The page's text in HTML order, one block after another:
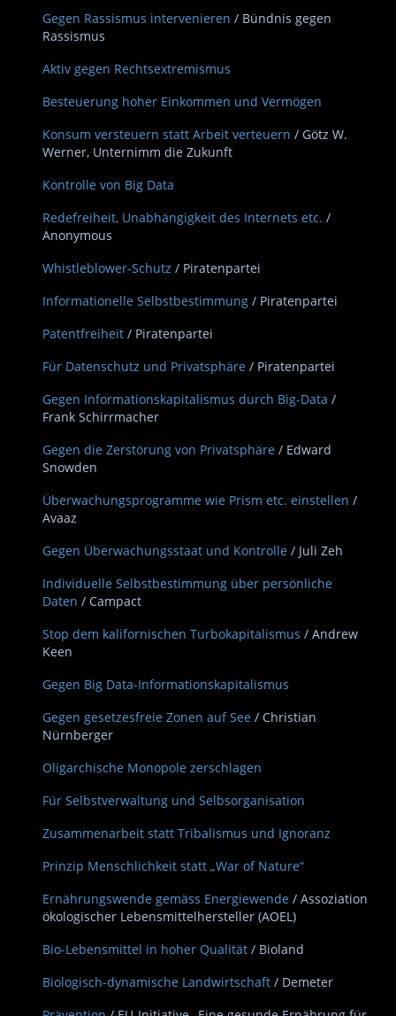
Gegen Rassismus intervenieren / Bündnis gegen
Rassismus
Aktiv gegen Rechtsextremismus
Besteuerung hoher Einkommen und Vermögen
Konsum versteuern statt Arbeit verteuern / Götz W.
Werner, Unternimm die Zukunft
Kontrolle von Big Data
Redefreiheit, Unabhängigkeit des Internets etc. /
Anonymous
Whistleblower-Schutz / Piratenpartei
Informationelle Selbstbestimmung / Piratenpartei
Patentfreiheit / Piratenpartei
Für Datenschutz und Privatsphäre / Piratenpartei
Gegen Informationskapitalismus durch Big-Data /
Frank Schirrmacher
Gegen die Zerstörung von Privatsphäre / Edward
Snowden
Überwachungsprogramme wie Prism etc. einstellen /
Avaaz
Gegen Überwachungsstaat und Kontrolle / Juli Zeh
Individuelle Selbstbestimmung über persönliche
Daten / Campact
Stop dem kalifornischen Turbokapitalismus / Andrew
Keen
Gegen Big Data-Informationskapitalismus
Gegen gesetzesfreie Zonen auf See / Christian
Nürnberger
Oligarchische Monopole zerschlagen
Für Selbstverwaltung und Selbsorganisation
Zusammenarbeit statt Tribalismus und Ignoranz
Prinzip Menschlichkeit statt „War of Nature“
Ernährungswende gemäss Energiewende / Assoziation
ökologischer Lebensmittelhersteller (AOEL)
Bio-Lebensmittel in hoher Qualität / Bioland
Biologisch-dynamische Landwirtschaft / Demeter